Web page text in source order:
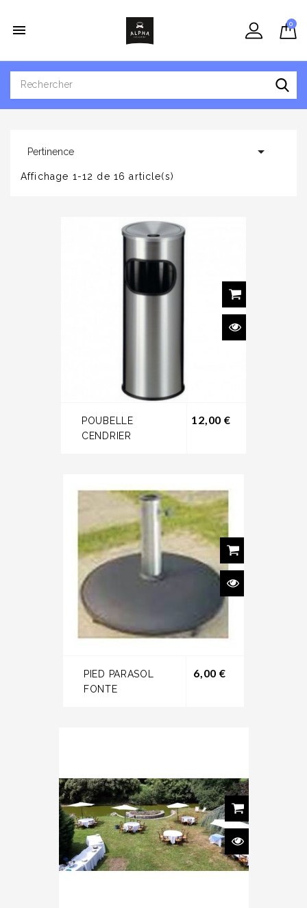
 0
Pertinence 
Affichage 1-12 de 16 article(s)
POUBELLE
CENDRIER
12,00 €Prix
PIED PARASOL
FONTE
6,00 €Prix